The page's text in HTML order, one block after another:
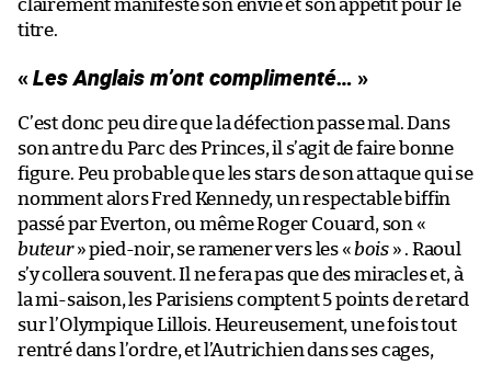
clairement manifesté son envie et son appétit pour le
titre.
«Les Anglais m’ont complimenté… »
C’est donc peu dire que la défection passe mal. Dans
son antre du Parc des Princes, il s’agit de faire bonne
figure. Peu probable que les stars de son attaque qui se
nomment alors Fred Kennedy, un respectable biffin
passé par Everton, ou même Roger Couard, son «
buteur» pied-noir, se ramener vers les « bois» . Raoul
s’y collera souvent. Il ne fera pas que des miracles et, à
la mi-saison, les Parisiens comptent 5 points de retard
sur l’Olympique Lillois. Heureusement, une fois tout
rentré dans l’ordre, et l’Autrichien dans ses cages,